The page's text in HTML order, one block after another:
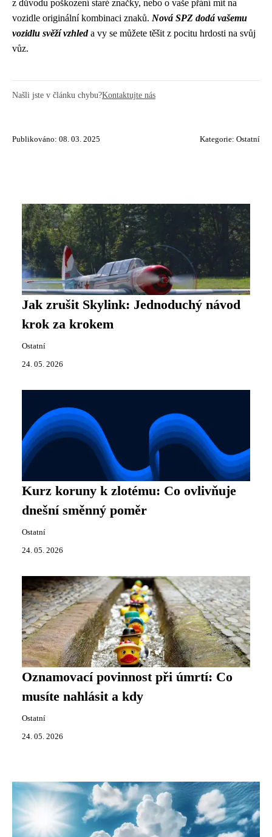
z důvodu poškození staré značky, nebo o vaše přání mít na
vozidle originální kombinaci znaků. Nová SPZ dodá vašemu
vozidlu svěží vzhleda vy se můžete těšit z pocitu hrdosti na svůj
vůz.
Našli jste v článku chybu?Kontaktujte nás
Publikováno: 08. 03. 2025 Kategorie: Ostatní
Jak zrušit Skylink: Jednoduchý návod
krok za krokem
Ostatní
24. 05. 2026
Kurz koruny k zlotému: Co ovlivňuje
dnešní směnný poměr
Ostatní
24. 05. 2026
Oznamovací povinnost při úmrtí: Co
musíte nahlásit a kdy
Ostatní
24. 05. 2026